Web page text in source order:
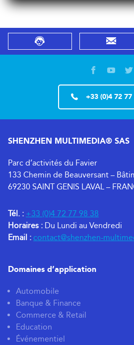
+33 (0)4 72 77
SHENZHEN MULTIMEDIA® SAS
Parc d’activités du Favier
133 Chemin de Beauversant –
69230 SAINT GENIS LAVAL –
Tél. : +33 (0)4 72 77 98 38
Horaires : Du Lundi au Vendredi
Email : contact@shenzhen-
Domaines d’application
Automobile
Banque & Finance
Commerce & Retail
Education
Événementiel